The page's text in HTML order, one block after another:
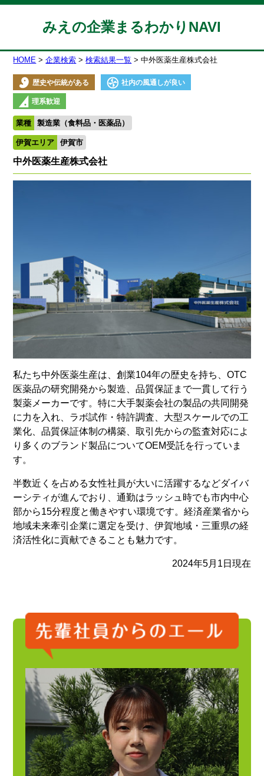
みえの企業まるわかりNAVI
HOME 企業検索 検索結果一覧 中外医薬生産株式会社
歴史や伝統がある 社内の風通しが良い
理系歓迎
業種 製造業（食料品・医薬品）
伊賀エリア 伊賀市
中外医薬生産株式会社
私たち中外医薬生産は、創業104年の歴史を持ち、OTC
医薬品の研究開発から製造、品質保証まで一貫して行う
製薬メーカーです。特に大手製薬会社の製品の共同開発
に力を入れ、ラボ試作・特許調査、大型スケールでの工
業化、品質保証体制の構築、取引先からの監査対応によ
り多くのブランド製品についてOEM受託を行っていま
す。
半数近くを占める女性社員が大いに活躍するなどダイバ
ーシティが進んでおり、通勤はラッシュ時でも市内中心
部から15分程度と働きやすい環境です。経済産業省から
地域未来牽引企業に選定を受け、伊賀地域・三重県の経
済活性化に貢献できることも魅力です。
2024年5月1日現在